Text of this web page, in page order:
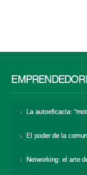
La autoeficacia:
El poder de la
Networking: el arte